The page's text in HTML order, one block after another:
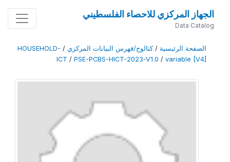
الجهاز المركزي للاحصاء الفلسطيني
Data Catalog
الصفحة الرئيسية /كتالوج/فهرس البيانات المركزي /
HOUSEHOLD-
ICT / PSE-PCBS-HICT-2023-V1.0 / variable [V4]